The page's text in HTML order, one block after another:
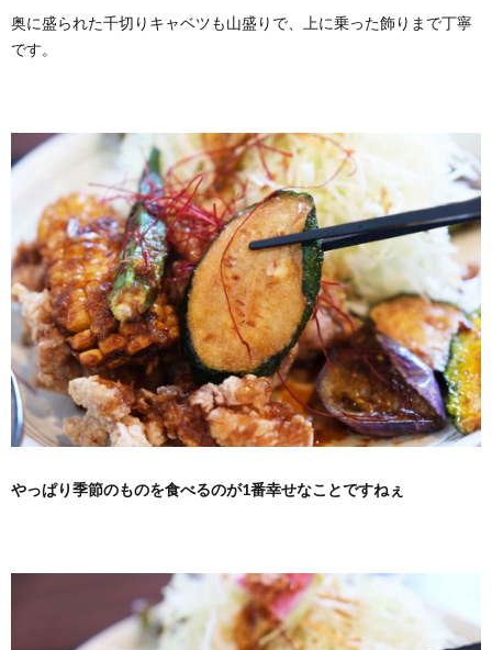
奥に盛られた千切りキャベツも山盛りで、上に乗った飾りまで丁寧
です。
やっぱり季節のものを食べるのが1番幸せなことですねぇ